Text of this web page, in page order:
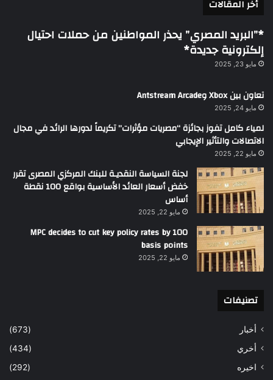
أخر المقالات
*”البريد المصري” يحذر المواطنين من حملات احتيال
إلكترونية جديدة*
مايو 23, 2025
تعاون بين Xbox وAntstream Arcade
مايو 24, 2025
لمياء كامل تفوز بجائزة “مصريات مؤثرات” تكريماً لدورها الرائد في مجال
الاتصالات والتأثير الإيجابي
مايو 22, 2025
لجنة السياسة النقديـة للبنك المركزي المصرى تقرر
خفض أسعار العائد الأساسية بواقع 100 نقطة
أساس
مايو 22, 2025
MPC decides to cut key policy rates by 100
basis points
مايو 22, 2025
تصنيفات
أخبار
(673)
أخري
(434)
اخيره
(292)